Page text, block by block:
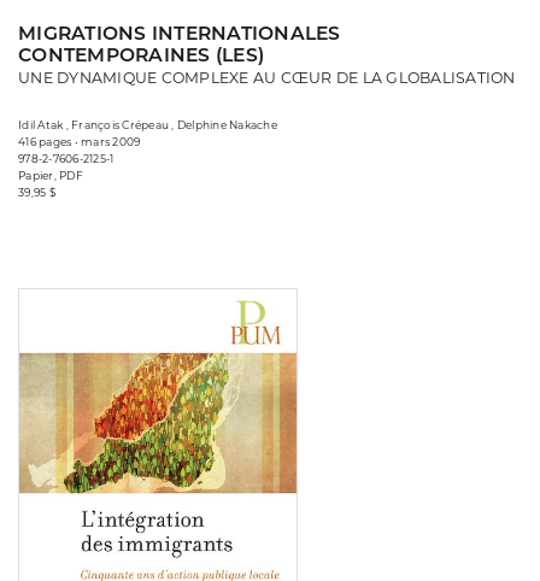
MIGRATIONS INTERNATIONALES
CONTEMPORAINES (LES)
UNE DYNAMIQUE COMPLEXE AU CŒUR DE LA GLOBALISATION
Idil Atak , François Crépeau , Delphine Nakache
416 pages • mars 2009
978-2-7606-2125-1
Papier, PDF
39,95 $